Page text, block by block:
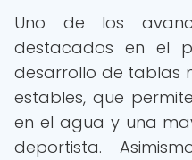
Uno de los
destacados en el
desarrollo de tablas
estables, que
en el agua y una
deportista.